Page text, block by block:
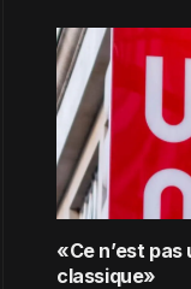
«Ce n’est
classique»